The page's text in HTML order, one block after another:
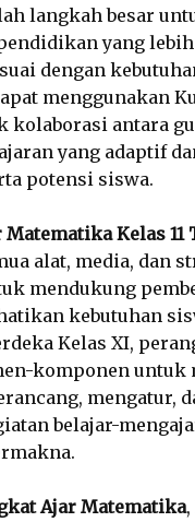
langkah besar
yang
dengan
menggunakan
kolaborasi antara
yang adaptif
potensi siswa.
Kelas 11
alat, media, dan
mendukung
kebutuhan
Kelas XI,
komponen untuk
mengatur,
belajar-
Ajar Matematika,